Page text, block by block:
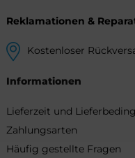
Reklamationen &
Kostenloser
Informationen
Lieferzeit und
Zahlungsarten
Häufig gestellte Fragen